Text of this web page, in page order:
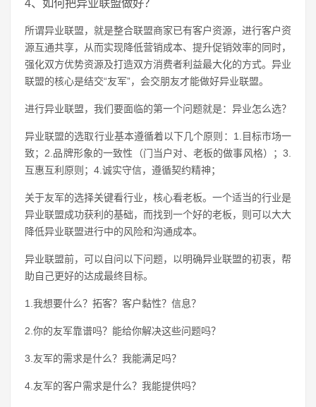
4、如何把异业联盟做好？
所谓异业联盟，就是整合联盟商家已有客户资源，进行客户资
源互通共享，从而实现降低营销成本、提升促销效率的同时，
强化双方优势资源及打造双方消费者利益最大化的方式。异业
联盟的核心是结交“友军”，会交朋友才能做好异业联盟。
进行异业联盟，我们要面临的第一个问题就是：异业怎么选？
异业联盟的选取行业基本遵循着以下几个原则：1.目标市场一
致；2.品牌形象的一致性（门当户对、老板的做事风格）；3.
互惠互利原则；4.诚实守信，遵循契约精神；
关于友军的选择关键看行业，核心看老板。一个适当的行业是
异业联盟成功获利的基础，而找到一个好的老板，则可以大大
降低异业联盟进行中的风险和沟通成本。
异业联盟前，可以自问以下问题，以明确异业联盟的初衷，帮
助自己更好的达成最终目标。
1.我想要什么？拓客？客户黏性？信息？
2.你的友军靠谱吗？能给你解决这些问题吗？
3.友军的需求是什么？我能满足吗？
4.友军的客户需求是什么？我能提供吗？